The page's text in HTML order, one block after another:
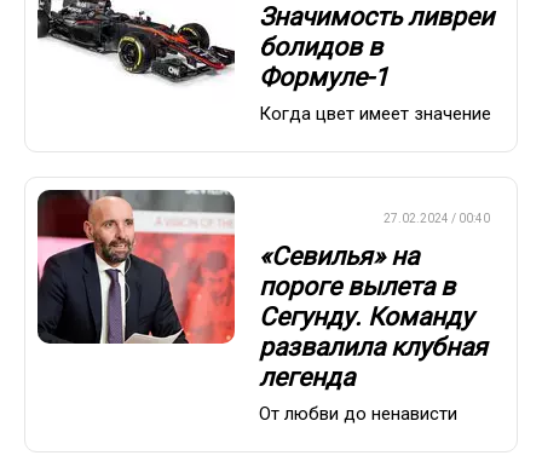
Значимость ливреи
болидов в
Формуле-1
Когда цвет имеет значение
27.02.2024 / 00:40
«Севилья» на
пороге вылета в
Сегунду. Команду
развалила клубная
легенда
От любви до ненависти